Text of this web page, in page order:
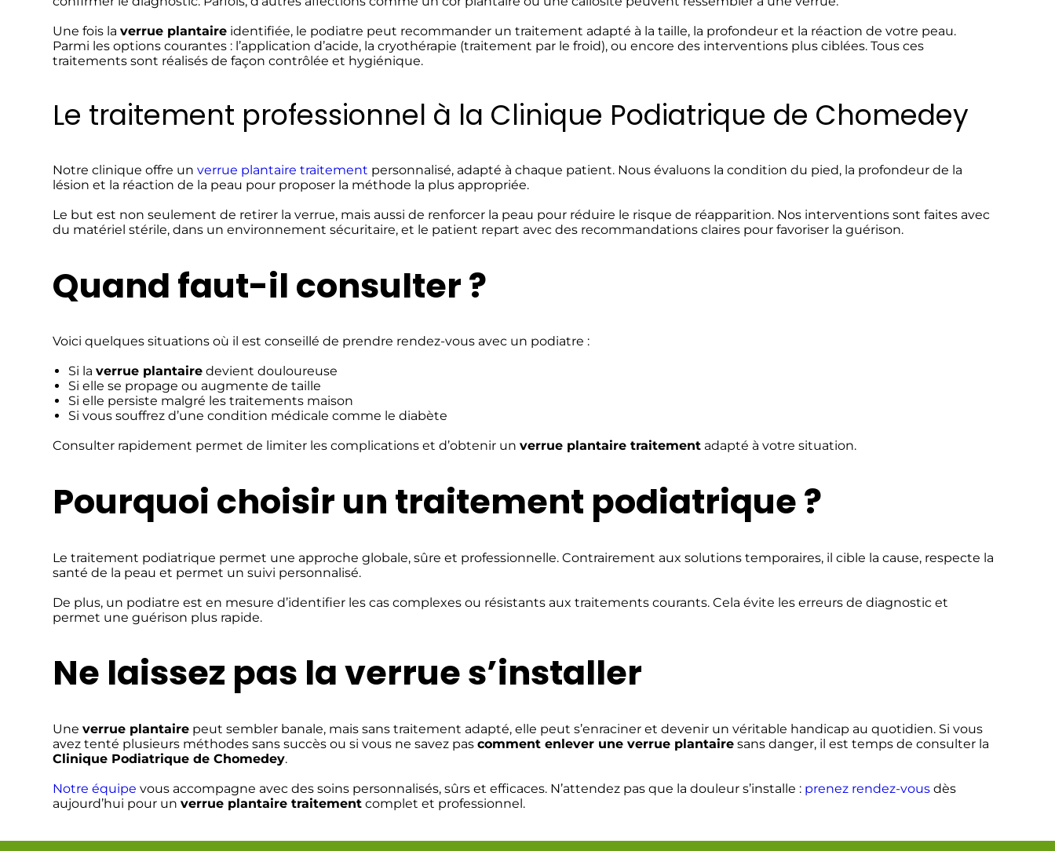
Une fois laverrue plantaire identifiée, le podiatre peut recommander un traitement adapté à la taille, la profondeur et la réaction de votre peau.
Parmi les options courantes : l’application d’acide, la cryothérapie (traitement par le froid), ou encore des interventions plus ciblées. Tous ces
traitements sont réalisés de façon contrôlée et hygiénique.
Le traitement professionnel à la Clinique Podiatrique de Chomedey
Notre clinique offre unverrue plantaire traitement personnalisé, adapté à chaque patient. Nous évaluons la condition du pied, la profondeur de la
lésion et la réaction de la peau pour proposer la méthode la plus appropriée.
Le but est non seulement de retirer la verrue, mais aussi de renforcer la peau pour réduire le risque de réapparition. Nos interventions sont faites avec
du matériel stérile, dans un environnement sécuritaire, et le patient repart avec des recommandations claires pour favoriser la guérison.
Quand faut-il consulter ?
Voici quelques situations où il est conseillé de prendre rendez-vous avec un podiatre :
Si laverrue plantaire devient douloureuse
Si elle se propage ou augmente de taille
Si elle persiste malgré les traitements maison
Si vous souffrez d’une condition médicale comme le diabète
Consulter rapidement permet de limiter les complications et d’obtenir unverrue plantaire traitement adapté à votre situation.
Pourquoi choisir un traitement podiatrique ?
Le traitement podiatrique permet une approche globale, sûre et professionnelle. Contrairement aux solutions temporaires, il cible la cause, respecte la
santé de la peau et permet un suivi personnalisé.
De plus, un podiatre est en mesure d’identifier les cas complexes ou résistants aux traitements courants. Cela évite les erreurs de diagnostic et
permet une guérison plus rapide.
Ne laissez pas la verrue s’installer
Uneverrue plantaire peut sembler banale, mais sans traitement adapté, elle peut s’enraciner et devenir un véritable handicap au quotidien. Si vous
avez tenté plusieurs méthodes sans succès ou si vous ne savez pascomment enlever une verrue plantaire sans danger, il est temps de consulter la
Clinique Podiatrique de Chomedey.
Notre équipe vous accompagne avec des soins personnalisés, sûrs et efficaces. N’attendez pas que la douleur s’installe : prenez rendez-vous dès
aujourd’hui pour unverrue plantaire traitement complet et professionnel.